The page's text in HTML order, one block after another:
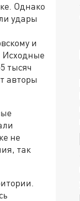
Однако
удары
и
Исходные
тысяч
авторы
не
так